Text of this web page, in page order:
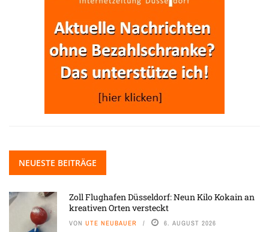
NEUESTE BEITRÄGE
Zoll Flughafen Düsseldorf: Neun Kilo Kokain an
kreativen Orten versteckt
VON UTE NEUBAUER 6. AUGUST 2026